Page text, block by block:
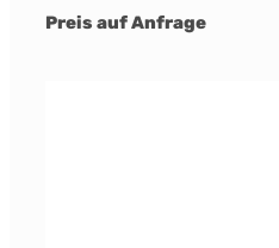
Preis auf Anfrage